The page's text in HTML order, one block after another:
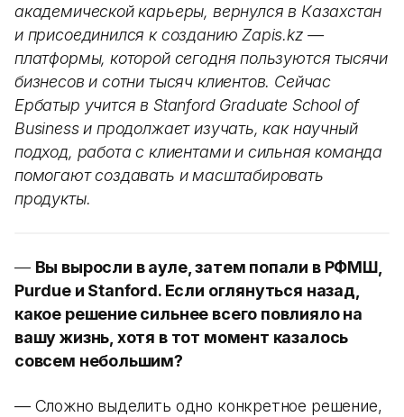
академической карьеры, вернулся в Казахстан
и присоединился к созданию Zapis.kz —
платформы, которой сегодня пользуются тысячи
бизнесов и сотни тысяч клиентов. Сейчас
Ербатыр учится в Stanford Graduate School of
Business и продолжает изучать, как научный
подход, работа с клиентами и сильная команда
помогают создавать и масштабировать
продукты.
— Вы выросли в ауле, затем попали в РФМШ,
Purdue и Stanford. Если оглянуться назад,
какое решение сильнее всего повлияло на
вашу жизнь, хотя в тот момент казалось
совсем небольшим?
— Сложно выделить одно конкретное решение,